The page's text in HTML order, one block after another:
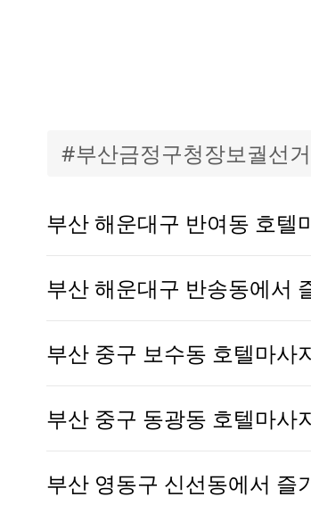
#부산금정구청장보궐선거
부산 해운대구 반여동 호텔
부산 해운대구 반송동에서
부산 중구 보수동 호텔마사
부산 중구 동광동 호텔마사
부산 영동구 신선동에서 즐